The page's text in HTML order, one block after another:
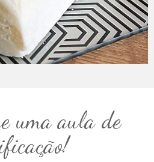
uma aula de